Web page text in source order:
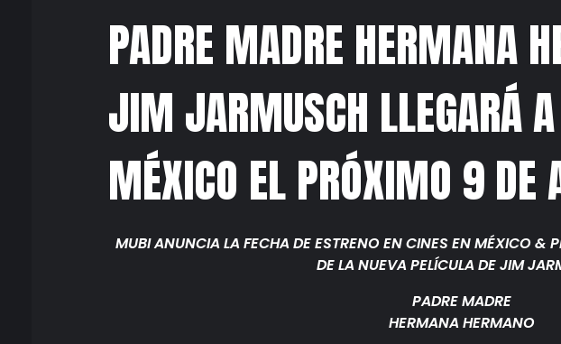
PADRE MADRE HERMANA
JIM JARMUSCH LLEGARÁ
MÉXICO EL PRÓXIMO 9 DE
MUBI ANUNCIA LA FECHA DE ESTRENO EN CINES EN MÉXICO &
DE LA NUEVA PELÍCULA DE JIM
PADRE MADRE
HERMANA HERMANO